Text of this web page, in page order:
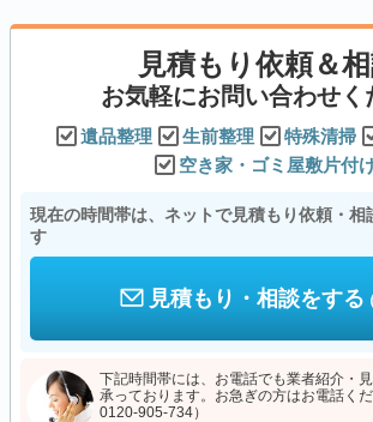
見積もり依頼＆
お気軽にお問い合わせく
遺品整理 生前整理 特殊清掃
空き家・ゴミ屋敷片付
現在の時間帯は、ネットで見積もり依頼・相
す
見積もり・相談をする
下記時間帯には、お電話でも業者紹介・
承っております。お急ぎの方はお電話く
0120-905-734）